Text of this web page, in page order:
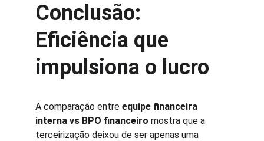
Conclusão:
Eficiência que
impulsiona o lucro
A comparação entre equipe financeira
interna vs BPO financeiro mostra que a
terceirização deixou de ser apenas uma